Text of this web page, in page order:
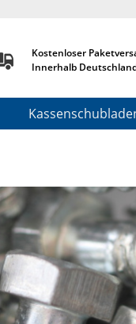
Kostenloser
Innerhalb